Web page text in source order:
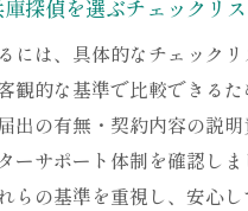
で信頼できる兵庫探偵の対
効活用を提案する夫婦の窓
探偵を選ぶチェックリス
には、具体的なチェック
観的な基準で比較できる
出の有無・契約内容の説
ーサポート体制を確認し
らの基準を重視し、安心し